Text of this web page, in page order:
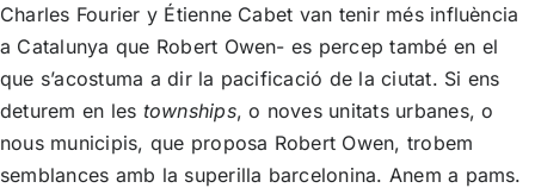
Charles Fourier y Étienne Cabet van tenir més influència
a Catalunya que Robert Owen- es percep també en el
que s’acostuma a dir la pacificació de la ciutat. Si ens
deturem en les townships, o noves unitats urbanes, o
nous municipis, que proposa Robert Owen, trobem
semblances amb la superilla barcelonina. Anem a pams.